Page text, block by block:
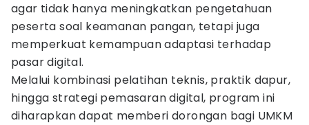
agar tidak hanya meningkatkan pengetahuan
peserta soal keamanan pangan, tetapi juga
memperkuat kemampuan adaptasi terhadap
pasar digital.
Melalui kombinasi pelatihan teknis, praktik dapur,
hingga strategi pemasaran digital, program ini
diharapkan dapat memberi dorongan bagi UMKM